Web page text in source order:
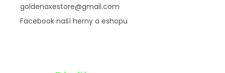
goldenaxestore@gmail.com
Facebook naší herny a eshopu